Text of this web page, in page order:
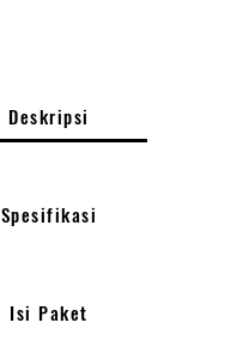
Deskripsi
Spesifikasi
Isi Paket